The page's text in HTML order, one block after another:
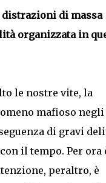
di massa
organizzata in
le nostre vite, la
mafioso negli
di gravi
il tempo. Per ora
peraltro, è